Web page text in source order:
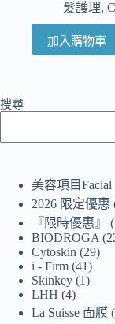
髮護理,
加入購物車
搜尋
美容項目Facial
2026 限定優惠
『限時優惠』
BIODROGA
Cytoskin
29
i - Firm 41
Skinkey 1
LHH 4
La Suisse 面膜